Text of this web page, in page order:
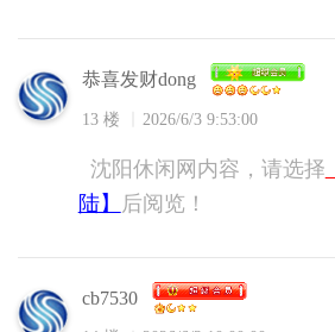
恭喜发财dong
13 楼 2026/6/3 9:53:00
沈阳休闲网内容，请选择
陆】
后阅览！
cb7530